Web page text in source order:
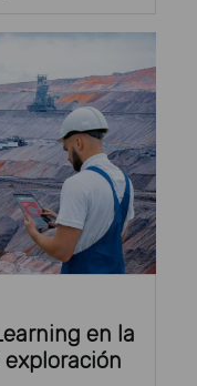
en la